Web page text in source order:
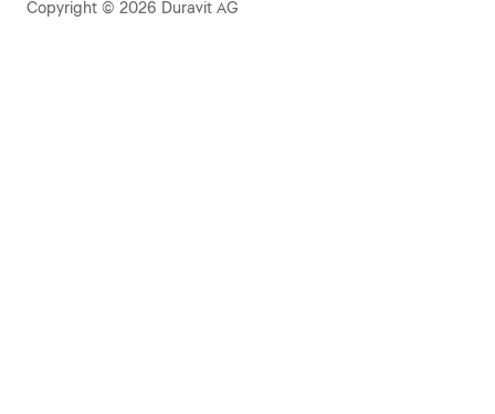
Copyright © 2026 Duravit AG